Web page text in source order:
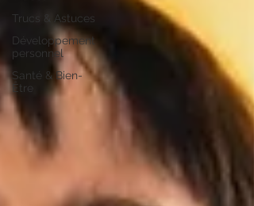
Trucs & Astuces
Développement
personnel
Santé & Bien-
Être